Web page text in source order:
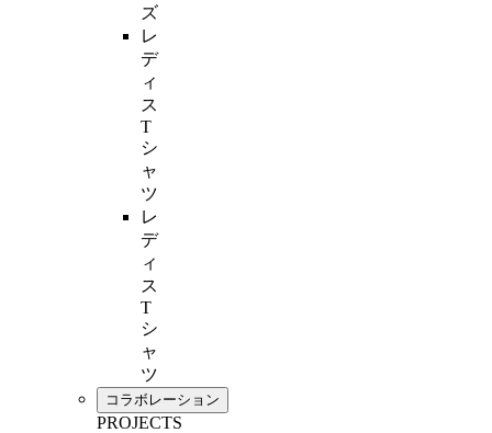
ズ
レ
デ
ィ
ス
T
シ
ャ
ツ
レ
デ
ィ
ス
T
シ
ャ
ツ
コラボレーション
PROJECTS